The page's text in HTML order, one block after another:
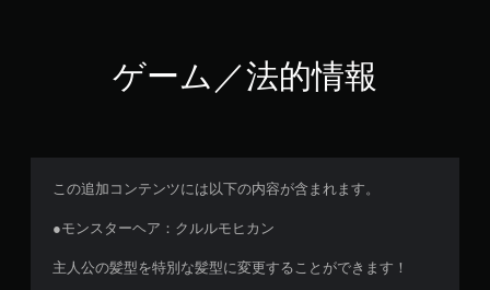
ゲーム／法的情報
この追加コンテンツには以下の内容が含まれます。
●モンスターヘア：クルルモヒカン
主人公の髪型を特別な髪型に変更することができます！